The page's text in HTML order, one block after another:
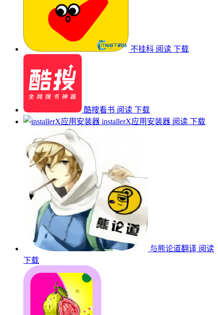
不挂科 阅读 下载
酷搜看书 阅读
下载
installerX应用安装器 阅读 下载
与熊论道翻译 阅读
下载